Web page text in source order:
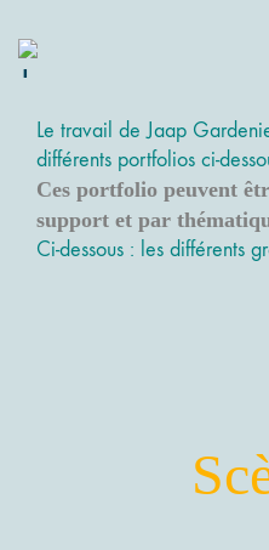
Le travail de Jaap
différents portfolios ci-
Ces portfolio peuvent
support et par
Ci-dessous : les différents
SCENES ->